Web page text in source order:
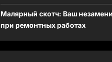
Малярный скотч: Ваш
при ремонтных работах